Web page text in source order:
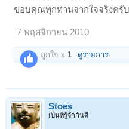
ขอบคุณทุกท่านจากใจจริงครับ
7 พฤศจิกายน 2010
ถูกใจ x1 ดูรายการ
Stoes
เป็นที่รู้จักกันดี